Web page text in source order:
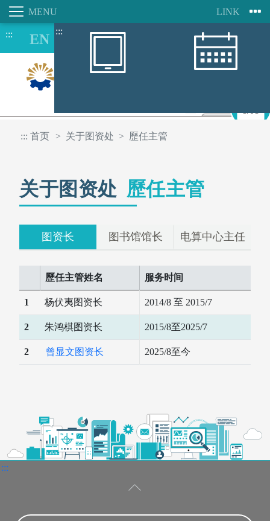
:::
跳
主
要
内
:::
行动朝阳APP 图书馆空间座位预约
::: 首页 关于图资处 歷任主管
关于图资处 歷任主管
图资长 图书馆馆长 电算中心主任
歷任主管姓名 服务时间
1 杨伏夷图资长 2014/8 至 2015/7
2 朱鸿棋图资长 2015/8至2025/7
2 曾显文图资长 2025/8至今
:::